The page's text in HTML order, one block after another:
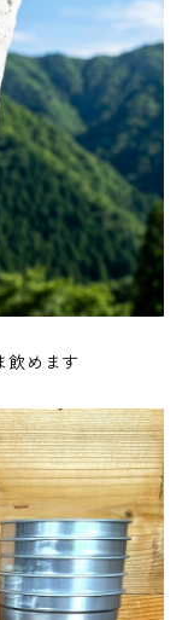
飲めます